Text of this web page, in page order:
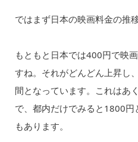
ではまず日本の映画料金の推
もともと日本では400円で映
すね。それがどんどん上昇し
間となっています。これはあ
で、都内だけでみると1800
もあります。